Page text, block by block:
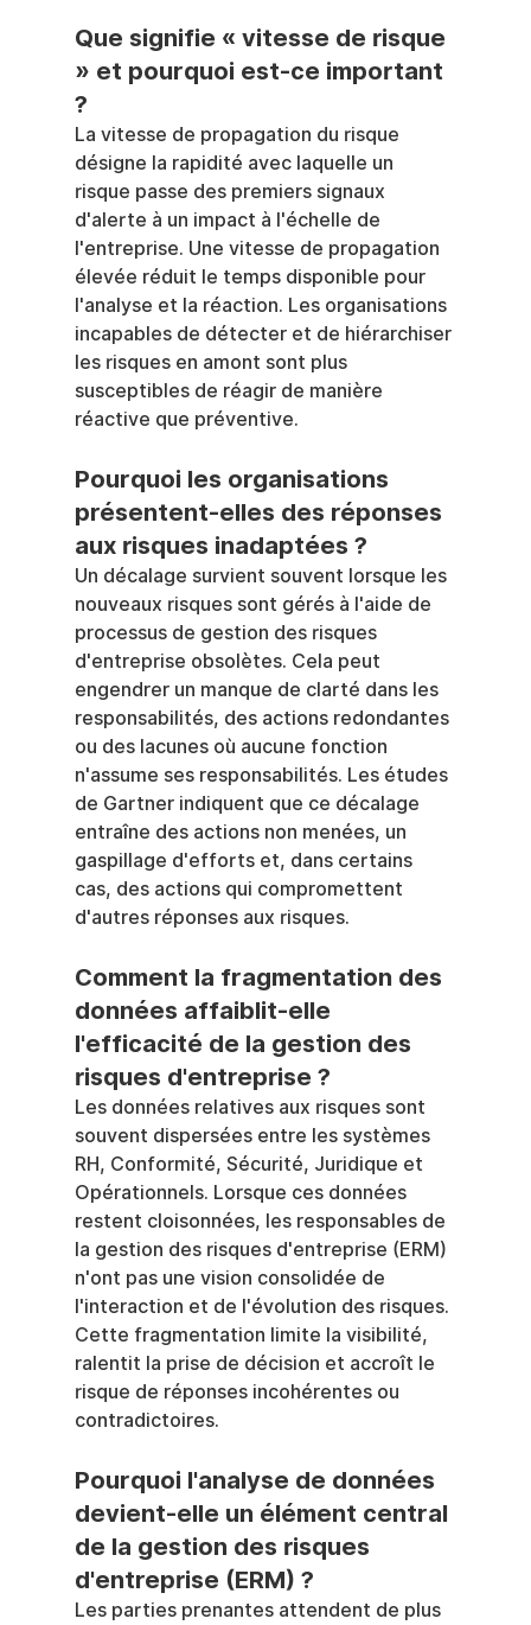
Que signifie « vitesse de risque
» et pourquoi est-ce important
?
La vitesse de propagation du risque
désigne la rapidité avec laquelle un
risque passe des premiers signaux
d'alerte à un impact à l'échelle de
l'entreprise. Une vitesse de propagation
élevée réduit le temps disponible pour
l'analyse et la réaction. Les organisations
incapables de détecter et de hiérarchiser
les risques en amont sont plus
susceptibles de réagir de manière
réactive que préventive.
Pourquoi les organisations
présentent-elles des réponses
aux risques inadaptées ?
Un décalage survient souvent lorsque les
nouveaux risques sont gérés à l'aide de
processus de gestion des risques
d'entreprise obsolètes. Cela peut
engendrer un manque de clarté dans les
responsabilités, des actions redondantes
ou des lacunes où aucune fonction
n'assume ses responsabilités. Les études
de Gartner indiquent que ce décalage
entraîne des actions non menées, un
gaspillage d'efforts et, dans certains
cas, des actions qui compromettent
d'autres réponses aux risques.
Comment la fragmentation des
données affaiblit-elle
l'efficacité de la gestion des
risques d'entreprise ?
Les données relatives aux risques sont
souvent dispersées entre les systèmes
RH, Conformité, Sécurité, Juridique et
Opérationnels. Lorsque ces données
restent cloisonnées, les responsables de
la gestion des risques d'entreprise (ERM)
n'ont pas une vision consolidée de
l'interaction et de l'évolution des risques.
Cette fragmentation limite la visibilité,
ralentit la prise de décision et accroît le
risque de réponses incohérentes ou
contradictoires.
Pourquoi l'analyse de données
devient-elle un élément central
de la gestion des risques
d'entreprise (ERM) ?
Les parties prenantes attendent de plus